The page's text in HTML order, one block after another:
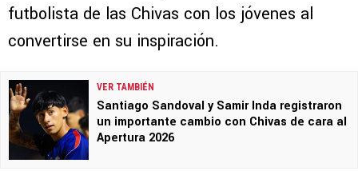
futbolista de las Chivas con los jóvenes al
convertirse en su inspiración.
VER TAMBIÉN
Santiago Sandoval y Samir Inda registraron
un importante cambio con Chivas de cara al
Apertura 2026